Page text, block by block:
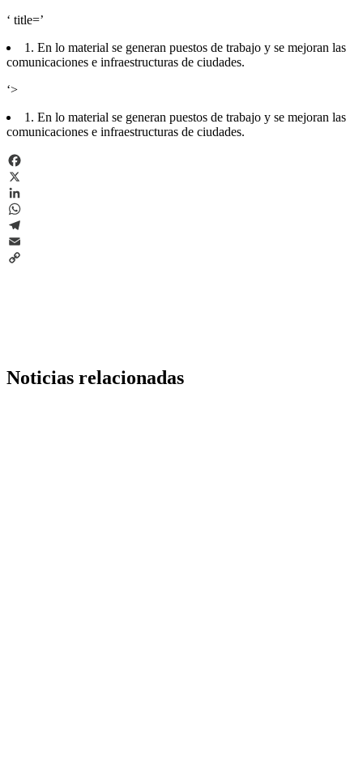
‘ title=’
1. En lo material se generan puestos de trabajo y se mejoran las
comunicaciones e infraestructuras de ciudades.
‘>
1. En lo material se generan puestos de trabajo y se mejoran las
comunicaciones e infraestructuras de ciudades.
Facebook
X
LinkedIn
WhatsApp
Telegram
Email
Noticias relacionadas